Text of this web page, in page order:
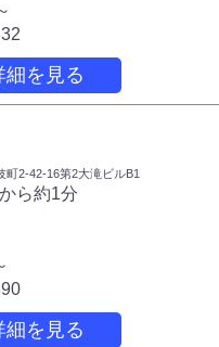
を見る
2-42-16第2大滝ビルB1
ら約1分
を見る